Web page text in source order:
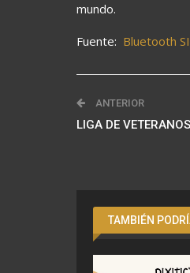
mundo.
Fuente: Bluetooth
ANTERIOR
LIGA DE
TAMBIÉN